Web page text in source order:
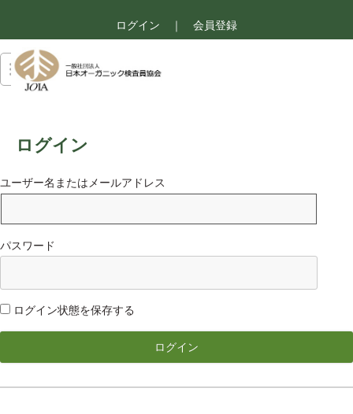
ログイン ｜ 会員登録
ログイン
ユーザー名またはメールアドレス
パスワード
ログイン状態を保存する